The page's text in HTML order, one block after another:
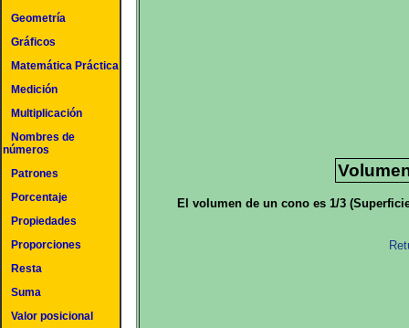
Geometría
Gráficos
Matemática Práctica
Medición
Multiplicación
Nombres de
números
Patrones
Porcentaje
Propiedades
Proporciones
Resta
Suma
Valor posicional
El volumen de un cono es 1/3